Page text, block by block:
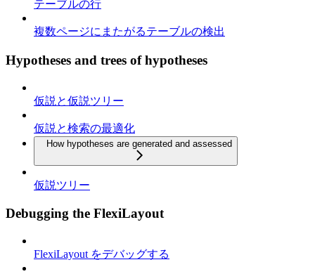
テーブルの行
複数ページにまたがるテーブルの検出
Hypotheses and trees of hypotheses
仮説と仮説ツリー
仮説と検索の最適化
How hypotheses are generated and assessed
仮説ツリー
Debugging the FlexiLayout
FlexiLayout をデバッグする